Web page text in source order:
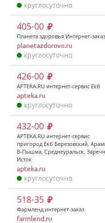
круглосуточно
405-00
Планета здоровья Интернет-заказ
planetazdorovo.ru
круглосуточно
426-00
APTEKA.RU интернет-сервис Екб
apteka.ru
круглосуточно
432-00
APTEKA.RU интернет-сервис
пригород Екб Березовский,
В-Пышма, Среднеуральск,
Исток
apteka.ru
круглосуточно
518-35
Фармленд интернет-заказ
farmlend.ru